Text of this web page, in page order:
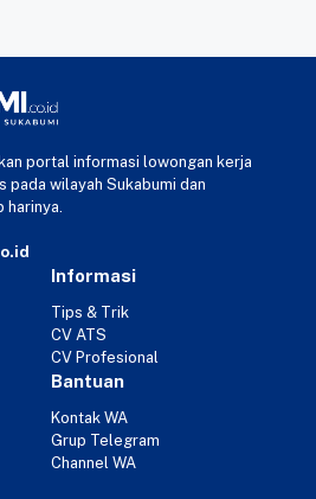
portal informasi lowongan kerja
wilayah Sukabumi dan
harinya.
Informasi
Tips & Trik
CV ATS
CV Profesional
Bantuan
Kontak WA
Grup Telegram
Channel WA